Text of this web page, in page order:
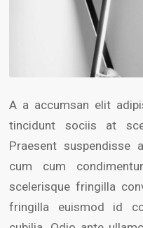
A a accumsan elit
tincidunt sociis at
Praesent suspendisse
cum cum
scelerisque fringilla
fringilla euismod id